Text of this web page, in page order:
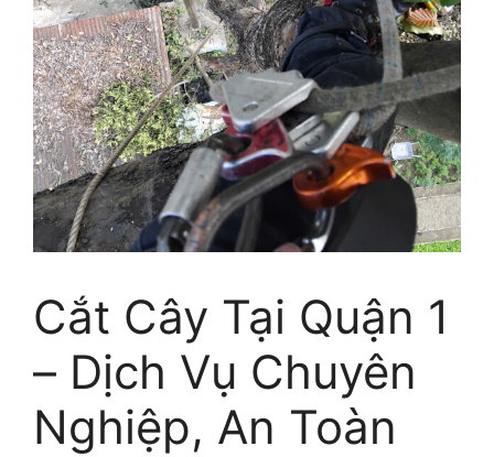
Cắt Cây Tại Quận 1
– Dịch Vụ Chuyên
Nghiệp, An Toàn